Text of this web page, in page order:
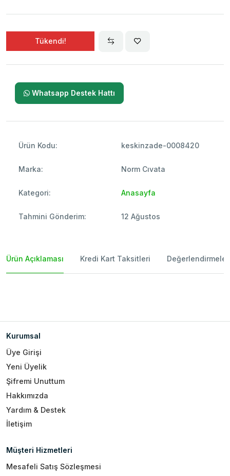
Tükendi!
Whatsapp Destek Hattı
Ürün Kodu: keskinzade-0008420
Marka: Norm Cıvata
Kategori: Anasayfa
Tahmini Gönderim: 12 Ağustos
Ürün Açıklaması Kredi Kart Taksitleri Değerlendirmeler
Kurumsal
Üye Girişi
Yeni Üyelik
Şifremi Unuttum
Hakkımızda
Yardım & Destek
İletişim
Müşteri Hizmetleri
Mesafeli Satış Sözleşmesi